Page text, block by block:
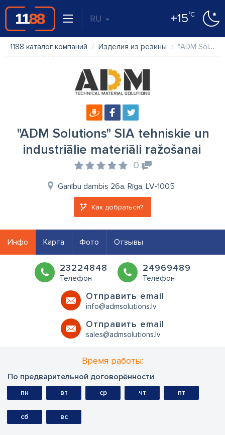
RU +15°C
1188 каталог компаний Изделия из резины "ADM Solutions" SIA tehniskie un industriālie materiāli ražošanai
"ADM Solutions" SIA tehniskie un
industriālie materiāli ražošanai
0
Ganību dambis 26a, Rīga, LV-1005
Как добраться?
Инфо Карта Фото Отзывы
23224848
Телефон
24969489
Телефон
Oтправить email
info@admsolutions.lv
Oтправить email
sales@admsolutions.lv
Время работы:
По предварительной договорённости
пн вт ср чт пт
сб вс